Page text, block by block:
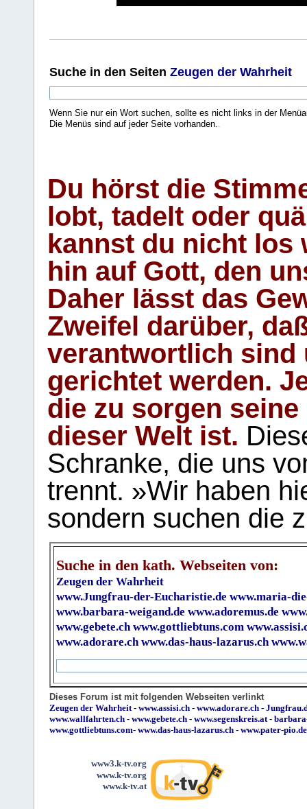
Suche in den Seiten Zeugen der Wahrheit
Wenn Sie nur ein Wort suchen, sollte es nicht links in der
Die Menüs sind auf jeder Seite vorhanden..
Du hörst die
lobt, tadelt oder
kannst du nicht los
hin auf Gott, den
Daher lässt das
Zweifel darüber,
verantwortlich sind
gerichtet werden.
die zu sorgen
dieser Welt ist.
Schranke, die uns
trennt. »Wir haben
sondern suchen die
Suche in den kath. Webseiten von:
Zeugen der Wahrheit
www.Jungfrau-der-Eucharistie.de www.maria-
www.barbara-weigand.de www.adoremus.de
www.gebete.ch www.gottliebtuns.com
www.adorare.ch www.das-haus-lazarus.ch
Dieses Forum ist mit folgenden Webseiten verlinkt
Zeugen der Wahrheit- www.assisi.ch - www.adorare.ch -
www.wallfahrten.ch - www.gebete.ch - www.segenskreis.at-
www.gottliebtuns.com- www.das-haus-lazarus.ch - www.pater-pio.de
www3.k-tv.org
www.k-tv.org
www.k-tv.at